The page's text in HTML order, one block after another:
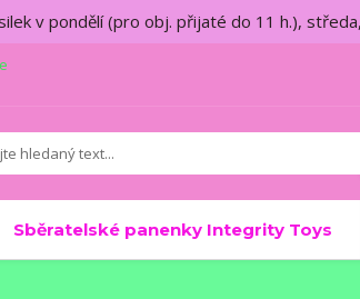
v pondělí (pro obj. přijaté do 11 h.),
Sběratelské panenky Integrity Toys